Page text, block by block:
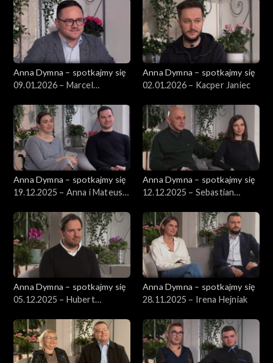
Anna Dymna – spotkajmy się
09.01.2026 – Marcel
Anna Dymna – spotkajmy się
02.01.2026 – Kacper Janiec
Anna Dymna – spotkajmy się
19.12.2025 – Anna i Mateusz
Anna Dymna – spotkajmy się
12.12.2025 – Sebastian
Anna Dymna – spotkajmy się
05.12.2025 – Hubert
Anna Dymna – spotkajmy się
28.11.2025 – Irena Hejniak